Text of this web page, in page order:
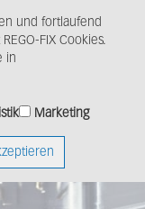
und fortlaufend
FIX Cookies.
in
Marketing